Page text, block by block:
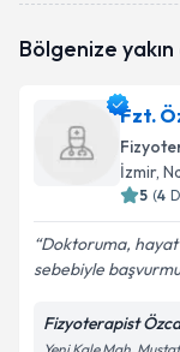
oluşturun.
E-posta
Kişisel
Metni'ni
Bölgenize
Fzt.
İzmir,
5 (4
Doktoruma, hayat
sebebiyle
Fizyoterapist